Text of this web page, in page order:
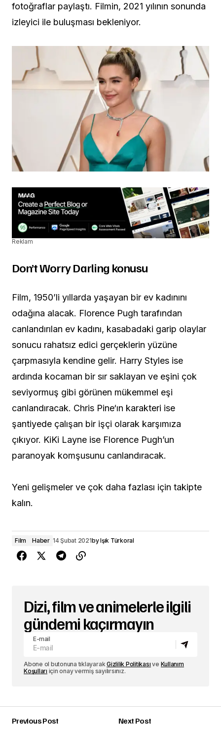
fotoğraflar paylaştı. Filmin, 2021 yılının sonunda
izleyici ile buluşması bekleniyor.
Reklam
Don’t Worry Darling konusu
Film, 1950’li yıllarda yaşayan bir ev kadınını
odağına alacak. Florence Pugh tarafından
canlandırılan ev kadını, kasabadaki garip olaylar
sonucu rahatsız edici gerçeklerin yüzüne
çarpmasıyla kendine gelir. Harry Styles ise
ardında kocaman bir sır saklayan ve eşini çok
seviyormuş gibi görünen mükemmel eşi
canlandıracak. Chris Pine‘ın karakteri ise
şantiyede çalışan bir işçi olarak karşımıza
çıkıyor. KiKi Layne ise Florence Pugh’un
paranoyak komşusunu canlandıracak.
Yeni gelişmeler ve çok daha fazlası için takipte
kalın.
Film Haber 14 Şubat 2021byIşık Türkoral
Dizi, film ve animelerle ilgili
gündemi kaçırmayın
E-mail
Abone ol butonuna tıklayarakGizlilik Politikası ve Kullanım
Koşulları için onay vermiş sayılırsınız.
Previous Post Next Post